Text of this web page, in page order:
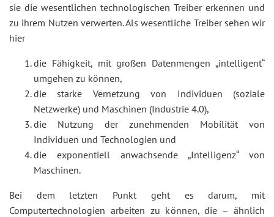
sie die wesentlichen technologischen Treiber erkennen und
zu ihrem Nutzen verwerten. Als wesentliche Treiber sehen wir
hier
die Fähigkeit, mit großen Datenmengen „intelligent“
umgehen zu können,
die starke Vernetzung von Individuen (soziale
Netzwerke) und Maschinen (Industrie 4.0),
die Nutzung der zunehmenden Mobilität von
Individuen und Technologien und
die exponentiell anwachsende „Intelligenz“ von
Maschinen.
Bei dem letzten Punkt geht es darum, mit
Computertechnologien arbeiten zu können, die – ähnlich